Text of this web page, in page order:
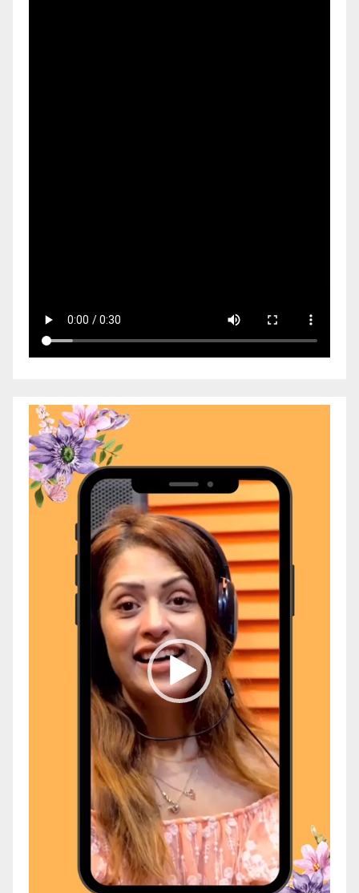
Video
Player